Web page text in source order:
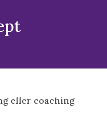
eller coaching